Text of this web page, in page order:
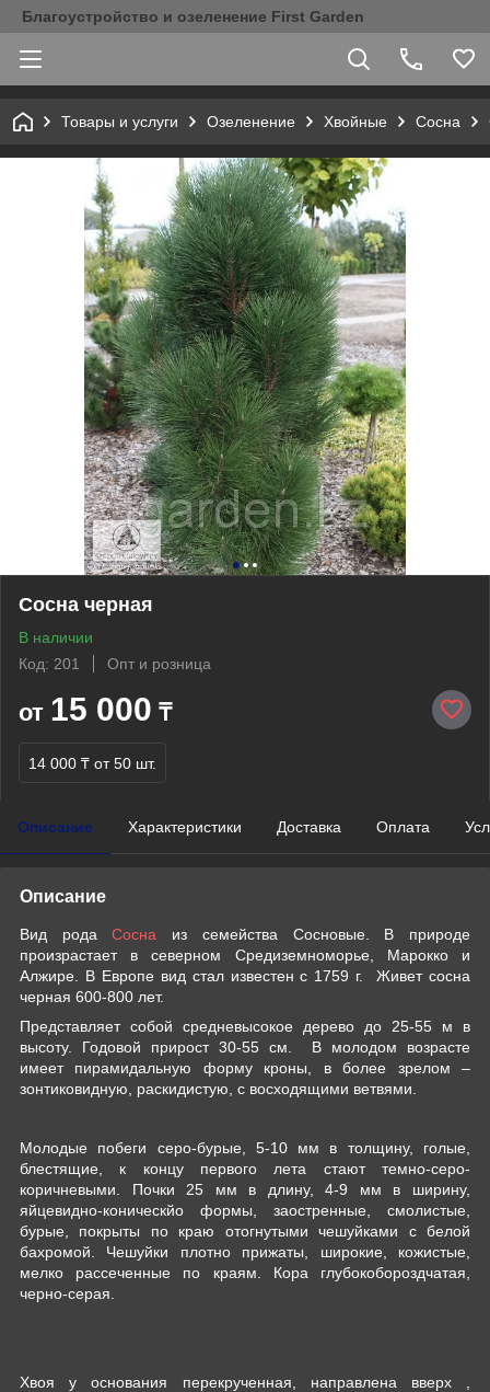
Благоустройство и озеленение First Garden
Товары и услуги Озеленение Хвойные Сосна
Сосна черная
В наличии
Код: 201
Опт и розница
от 15 000 ₸
14 000 ₸ от 50 шт.
Описание Характеристики Доставка Оплата
Описание
Вид родаСосна из семейства Сосновые. В природе
произрастает в северном Средиземноморье, Марокко и
Алжире. В Европе вид стал известен с 1759 г. Живет сосна
черная 600-800 лет.
Представляет собой средневысокое дерево до 25-55 м в
высоту. Годовой прирост 30-55 см. В молодом возрасте
имеет пирамидальную форму кроны, в более зрелом –
зонтиковидную, раскидистую, с восходящими ветвями.
Молодые побеги серо-бурые, 5-10 мм в толщину, голые,
блестящие, к концу первого лета стают темно-серо-
коричневыми. Почки 25 мм в длину, 4-9 мм в ширину,
яйцевидно-коническйо формы, заостренные, смолистые,
бурые, покрыты по краю отогнутыми чешуйками с белой
бахромой. Чешуйки плотно прижаты, широкие, кожистые,
мелко рассеченные по краям. Кора глубокобороздчатая,
черно-серая.
Хвоя у основания перекрученная, направлена вверх ,